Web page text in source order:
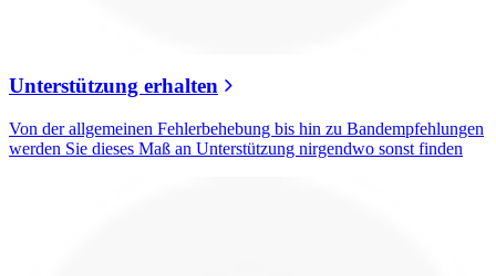
Unterstützung erhalten
Von der allgemeinen Fehlerbehebung bis hin zu Bandempfehlungen
werden Sie dieses Maß an Unterstützung nirgendwo sonst finden